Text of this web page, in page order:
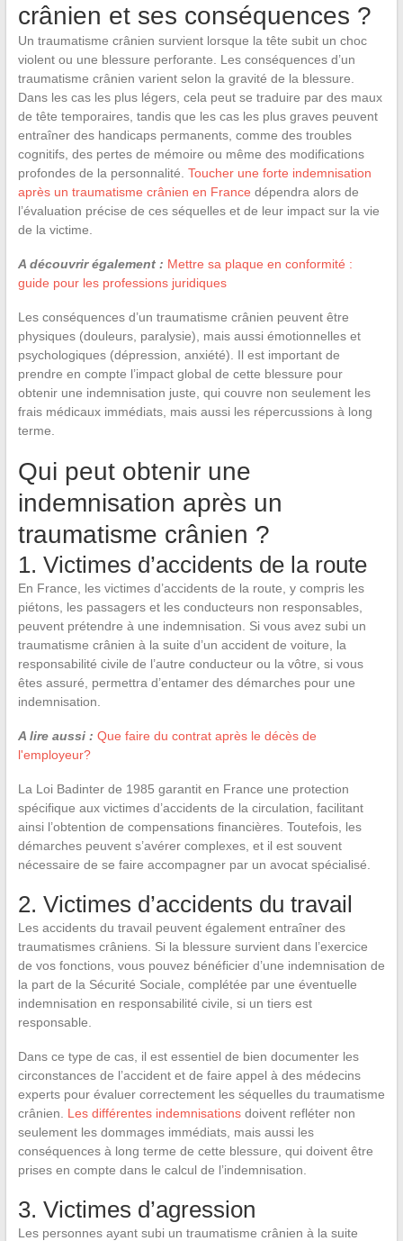
crânien et ses conséquences ?
Un traumatisme crânien survient lorsque la tête subit un choc
violent ou une blessure perforante. Les conséquences d’un
traumatisme crânien varient selon la gravité de la blessure.
Dans les cas les plus légers, cela peut se traduire par des maux
de tête temporaires, tandis que les cas les plus graves peuvent
entraîner des handicaps permanents, comme des troubles
cognitifs, des pertes de mémoire ou même des modifications
profondes de la personnalité. Toucher une forte indemnisation
après un traumatisme crânien en France dépendra alors de
l’évaluation précise de ces séquelles et de leur impact sur la vie
de la victime.
A découvrir également : Mettre sa plaque en conformité :
guide pour les professions juridiques
Les conséquences d’un traumatisme crânien peuvent être
physiques (douleurs, paralysie), mais aussi émotionnelles et
psychologiques (dépression, anxiété). Il est important de
prendre en compte l’impact global de cette blessure pour
obtenir une indemnisation juste, qui couvre non seulement les
frais médicaux immédiats, mais aussi les répercussions à long
terme.
Qui peut obtenir une
indemnisation après un
traumatisme crânien ?
1. Victimes d’accidents de la route
En France, les victimes d’accidents de la route, y compris les
piétons, les passagers et les conducteurs non responsables,
peuvent prétendre à une indemnisation. Si vous avez subi un
traumatisme crânien à la suite d’un accident de voiture, la
responsabilité civile de l’autre conducteur ou la vôtre, si vous
êtes assuré, permettra d’entamer des démarches pour une
indemnisation.
A lire aussi : Que faire du contrat après le décès de
l'employeur?
La Loi Badinter de 1985 garantit en France une protection
spécifique aux victimes d’accidents de la circulation, facilitant
ainsi l’obtention de compensations financières. Toutefois, les
démarches peuvent s’avérer complexes, et il est souvent
nécessaire de se faire accompagner par un avocat spécialisé.
2. Victimes d’accidents du travail
Les accidents du travail peuvent également entraîner des
traumatismes crâniens. Si la blessure survient dans l’exercice
de vos fonctions, vous pouvez bénéficier d’une indemnisation de
la part de la Sécurité Sociale, complétée par une éventuelle
indemnisation en responsabilité civile, si un tiers est
responsable.
Dans ce type de cas, il est essentiel de bien documenter les
circonstances de l’accident et de faire appel à des médecins
experts pour évaluer correctement les séquelles du traumatisme
crânien. Les différentes indemnisationsdoivent refléter non
seulement les dommages immédiats, mais aussi les
conséquences à long terme de cette blessure, qui doivent être
prises en compte dans le calcul de l’indemnisation.
3. Victimes d’agression
Les personnes ayant subi un traumatisme crânien à la suite